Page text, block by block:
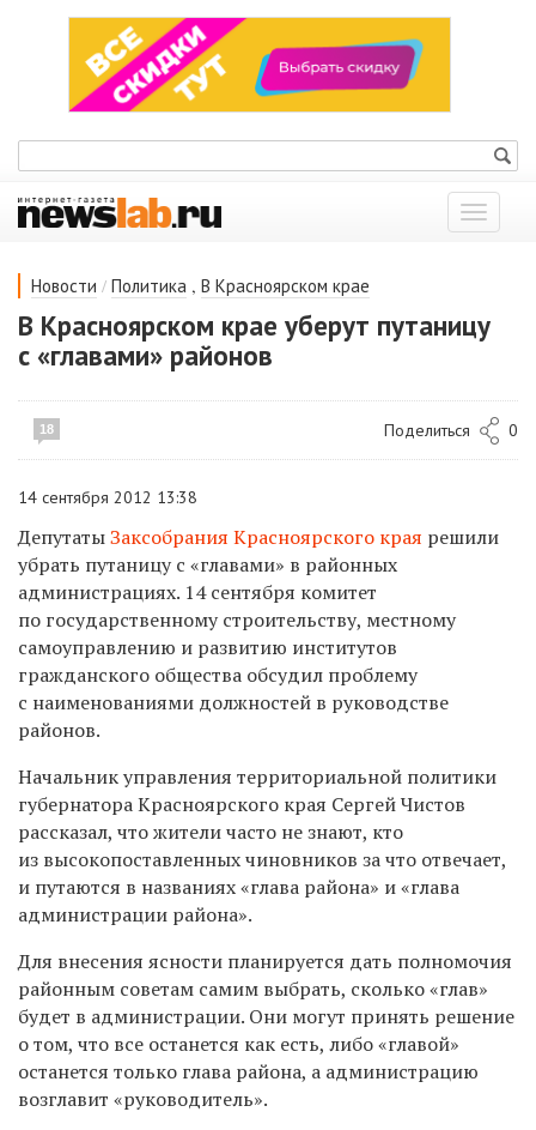
Показать
меню
Новости / Политика , В Красноярском крае
В Красноярском крае уберут путаницу
с «главами» районов
18 Поделиться 0
14 сентября 2012 13:38
ДепутатыЗаксобрания Красноярского края решили
убрать путаницу с «главами» в районных
администрациях. 14 сентября комитет
по государственному строительству, местному
самоуправлению и развитию институтов
гражданского общества обсудил проблему
с наименованиями должностей в руководстве
районов.
Начальник управления территориальной политики
губернатора Красноярского края Сергей Чистов
рассказал, что жители часто не знают, кто
из высокопоставленных чиновников за что отвечает,
и путаются в названиях «глава района» и «глава
администрации района».
Для внесения ясности планируется дать полномочия
районным советам самим выбрать, сколько «глав»
будет в администрации. Они могут принять решение
о том, что все останется как есть, либо «главой»
останется только глава района, а администрацию
возглавит «руководитель».